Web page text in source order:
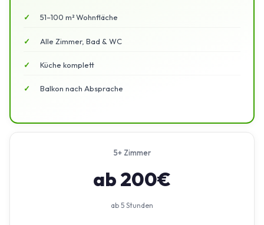
51–100 m² Wohnfläche
Alle Zimmer, Bad & WC
Küche komplett
Balkon nach Absprache
5+ Zimmer
ab 200€
ab 5 Stunden